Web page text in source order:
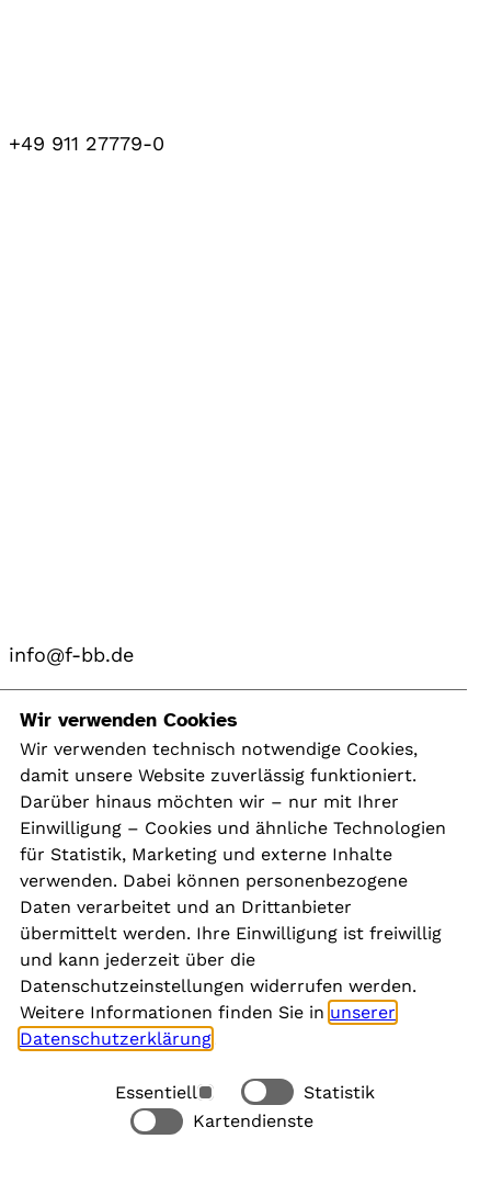
+49 911 27779-0
info@f-bb.de
Navigation
Kontakt
Presse
Aktuelles
Karriere
Newsletter
Social Media
Rechtliches
Wir verwenden Cookies
Wir verwenden technisch notwendige Cookies,
damit unsere Website zuverlässig funktioniert.
Darüber hinaus möchten wir – nur mit Ihrer
Einwilligung – Cookies und ähnliche Technologien
für Statistik, Marketing und externe Inhalte
verwenden. Dabei können personenbezogene
Daten verarbeitet und an Drittanbieter
übermittelt werden. Ihre Einwilligung ist freiwillig
und kann jederzeit über die
Datenschutzeinstellungen widerrufen werden.
Weitere Informationen finden Sie in unserer
Datenschutzerklärung
Essentiell
Statistik
Kartendienste